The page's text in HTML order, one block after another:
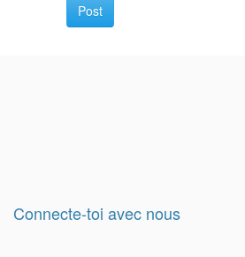
Post
Connecte-toi avec nous